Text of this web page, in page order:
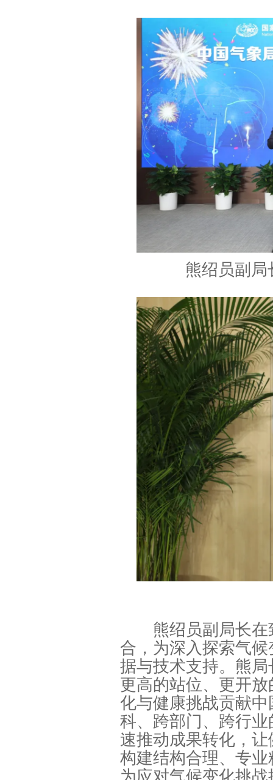
熊绍员副
熊绍员副局长在
合，为深入探索气
据与技术支持。熊
更高的站位、更开
化与健康挑战贡献
科、跨部门、跨行
速推动成果转化，
构建结构合理、专
为应对气候变化挑